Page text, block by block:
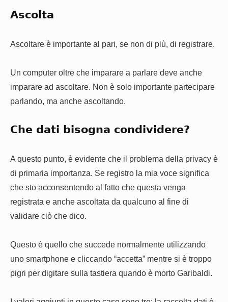
Ascolta
Ascoltare è importante al pari, se non di più, di registrare.
Un computer oltre che imparare a parlare deve anche
imparare ad ascoltare. Non è solo importante partecipare
parlando, ma anche ascoltando.
Che dati bisogna condividere?
A questo punto, è evidente che il problema della privacy è
di primaria importanza. Se registro la mia voce significa
che sto acconsentendo al fatto che questa venga
registrata e anche ascoltata da qualcuno al fine di
validare ciò che dico.
Questo è quello che succede normalmente utilizzando
uno smartphone e cliccando “accetta” mentre si è troppo
pigri per digitare sulla tastiera quando è morto Garibaldi.